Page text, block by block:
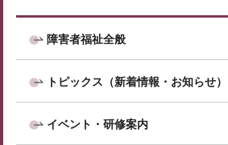
障害者福祉全般
トピックス（新着情報・お知らせ）
イベント・研修案内